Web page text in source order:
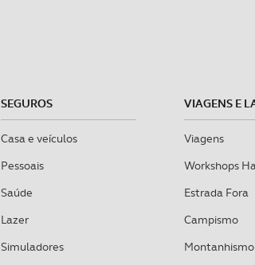
SEGUROS
Casa e veículos
Pessoais
Saúde
Lazer
Simuladores
VIAGENS E
Viagens
Workshops
Estrada Fora
Campismo
Montanhismo